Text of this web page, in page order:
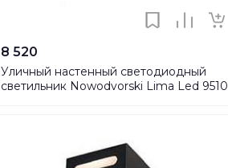
8 520
Уличный настенный светодиодный
светильник Nowodvorski Lima Led 9510